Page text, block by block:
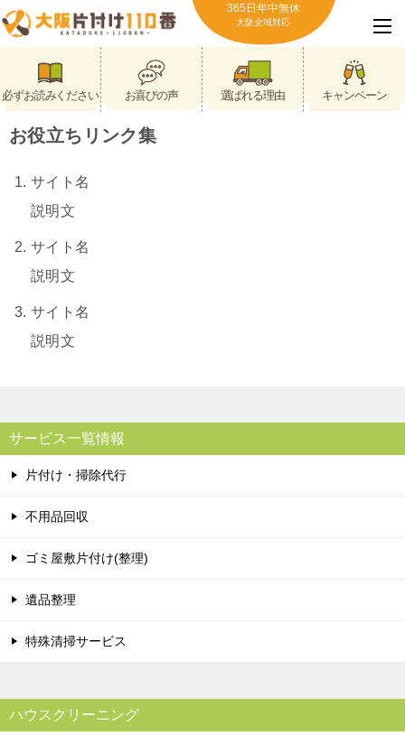
365日年中無休
大阪全域対応
必ずお読みください お喜びの声 選ばれる理由 キャンペーン
お役立ちリンク集
サイト名
説明文
サイト名
説明文
サイト名
説明文
サービス一覧情報
片付け・掃除代行
不用品回収
ゴミ屋敷片付け(整理)
遺品整理
特殊清掃サービス
ハウスクリーニング